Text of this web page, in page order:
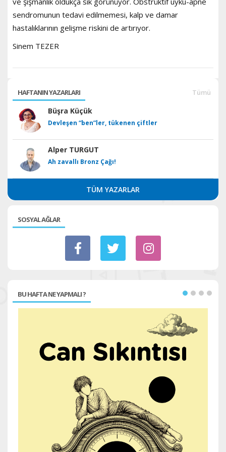
sendromunun tedavi edilmemesi, kalp ve damar
hastalıklarının gelişme riskini de artırıyor.
Sinem TEZER
HAFTANIN YAZARLARI Tümü
Büşra Küçük
Devleşen “ben”ler, tükenen çiftler
Alper TURGUT
Ah zavallı Bronz Çağı!
TÜM YAZARLAR
SOSYAL AĞLAR
BU HAFTA NE YAPMALI ?